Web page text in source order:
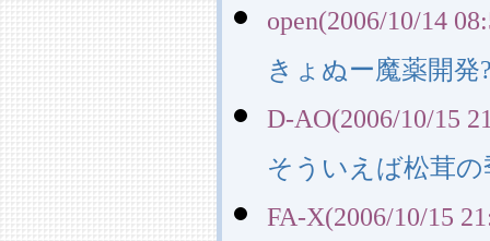
open(2006/10/14
きょぬー魔薬開
D-AO(2006/10/15
そういえば松茸
FA-X(2006/10/15